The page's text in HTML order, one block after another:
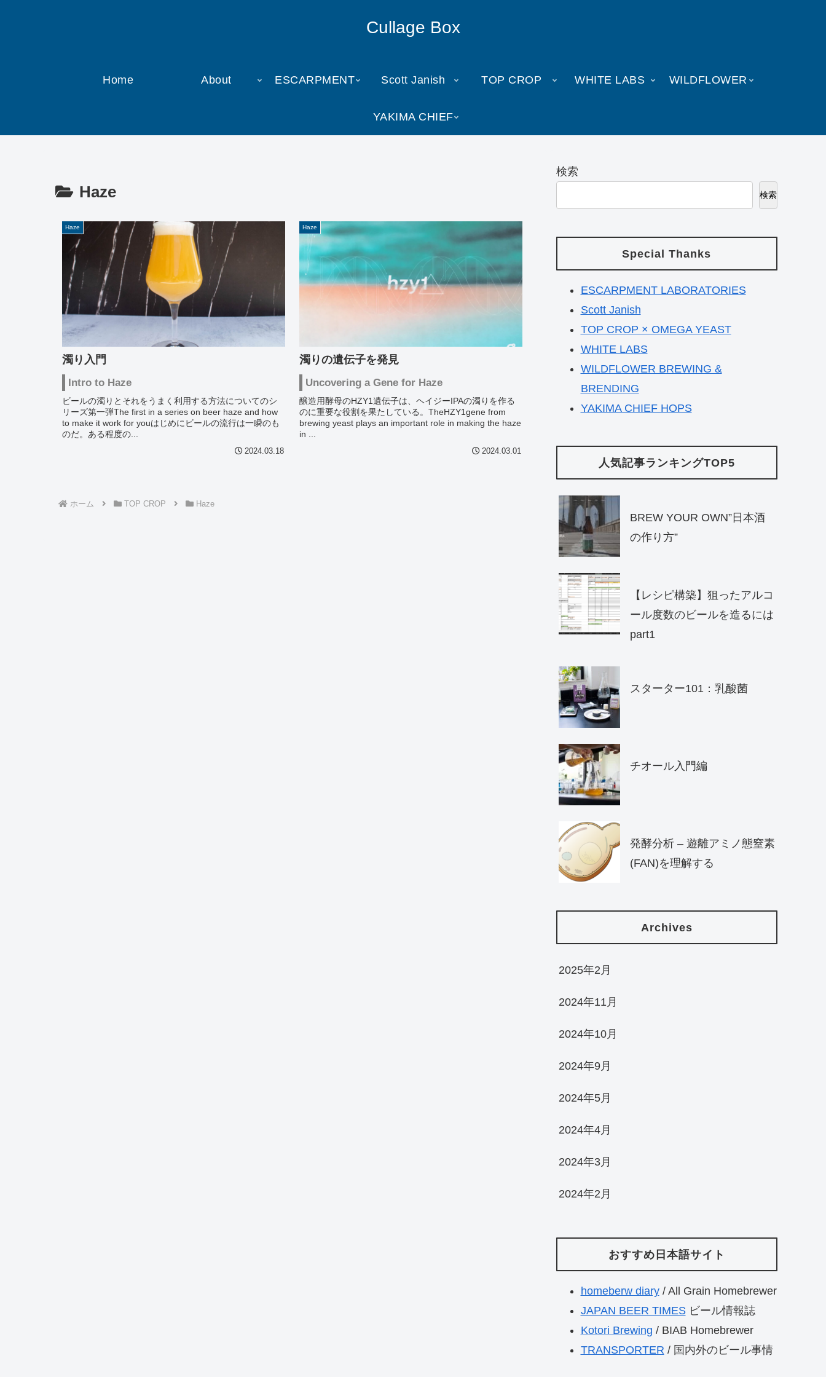
Cullage Box
Home About ESCARPMENT Scott Janish TOP CROP WHITE LABS WILDFLOWER
YAKIMA CHIEF
Haze
Haze
濁り入門
Intro to Haze
ビールの濁りとそれをうまく利用する方法についてのシ
リーズ第一弾The first in a series on beer haze and how
to make it work for youはじめにビールの流行は一瞬のも
のだ。ある程度の...
2024.03.18
Haze
濁りの遺伝子を発見
Uncovering a Gene for Haze
醸造用酵母のHZY1遺伝子は、ヘイジーIPAの濁りを作る
のに重要な役割を果たしている。TheHZY1gene from
brewing yeast plays an important role in making the haze
in ...
2024.03.01
ホーム TOP CROP Haze
検索
検索
Special Thanks
ESCARPMENT LABORATORIES
Scott Janish
TOP CROP × OMEGA YEAST
WHITE LABS
WILDFLOWER BREWING &
BRENDING
YAKIMA CHIEF HOPS
人気記事ランキングTOP5
BREW YOUR OWN”日本酒
の作り方”
【レシピ構築】狙ったアルコ
ール度数のビールを造るには
part1
スターター101：乳酸菌
チオール入門編
発酵分析 – 遊離アミノ態窒素
(FAN)を理解する
Archives
2025年2月
2024年11月
2024年10月
2024年9月
2024年5月
2024年4月
2024年3月
2024年2月
おすすめ日本語サイト
homeberw diary/ All Grain Homebrewer
JAPAN BEER TIMESビール情報誌
Kotori Brewing / BIAB Homebrewer
TRANSPORTER / 国内外のビール事情